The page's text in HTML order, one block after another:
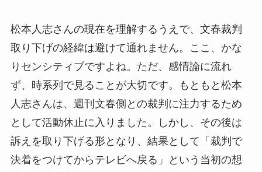
松本人志さんの現在を理解するうえで、文春裁判
取り下げの経緯は避けて通れません。ここ、かな
りセンシティブですよね。ただ、感情論に流れ
ず、時系列で見ることが大切です。もともと松本
人志さんは、週刊文春側との裁判に注力するため
として活動休止に入りました。しかし、その後は
訴えを取り下げる形となり、結果として「裁判で
決着をつけてからテレビへ戻る」という当初の想